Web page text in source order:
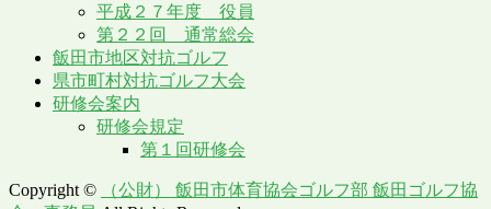
平成２７年度 役員
第２２回 通常総会
飯田市地区対抗ゴルフ
県市町村対抗ゴルフ大会
研修会案内
研修会規定
第１回研修会
Copyright ©
（公財） 飯田市体育協会ゴルフ部 飯田ゴルフ協